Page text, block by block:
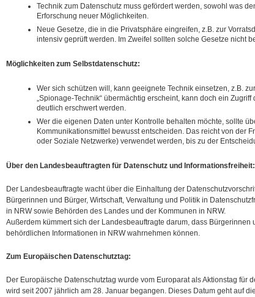
Technik zum Datenschutz muss gefördert werden, sowohl was
Erforschung neuer Möglichkeiten.
Neue Gesetze, die in die Privatsphäre eingreifen, z.B. zur
intensiv geprüft werden. Im Zweifel sollten solche Gesetze nicht
Möglichkeiten zum Selbstdatenschutz:
Wer sich schützen will, kann geeignete Technik einsetzen, z.B.
„Spionage-Technik“ übermächtig erscheint, kann doch ein
deutlich erschwert werden.
Wer die eigenen Daten unter Kontrolle behalten möchte, sollte
Kommunikationsmittel bewusst entscheiden. Das reicht von der
oder Soziale Netzwerke) verwendet werden, bis zu der
Über den Landesbeauftragten für Datenschutz und Informationsfreiheit:
Der Landesbeauftragte wacht über die Einhaltung der
Bürgerinnen und Bürger, Wirtschaft, Verwaltung und Politik in
in NRW sowie Behörden des Landes und der Kommunen in NRW.
Außerdem kümmert sich der Landesbeauftragte darum, dass Bürgerinnen
behördlichen Informationen in NRW wahrnehmen können.
Zum Europäischen Datenschutztag:
Der Europäische Datenschutztag wurde vom Europarat als Aktionstag für
wird seit 2007 jährlich am 28. Januar begangen. Dieses Datum geht auf